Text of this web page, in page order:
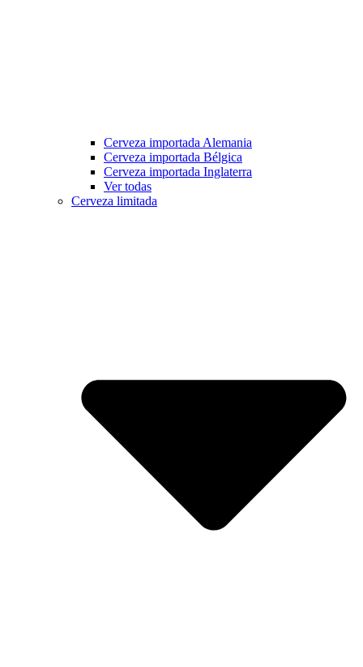
Cerveza importada Alemania
Cerveza importada Bélgica
Cerveza importada Inglaterra
Ver todas
Cerveza limitada